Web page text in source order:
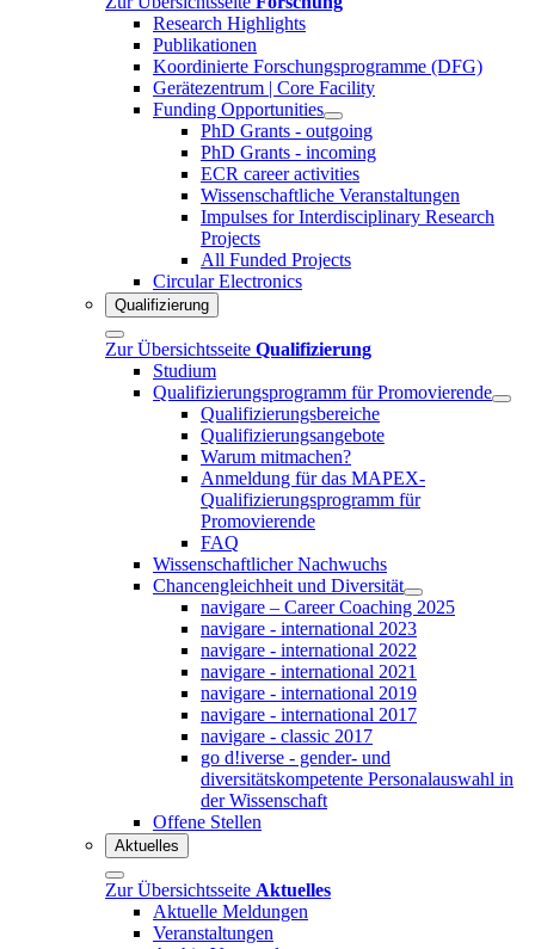
Research Highlights
Publikationen
Koordinierte Forschungsprogramme (DFG)
Gerätezentrum | Core Facility
Funding Opportunities
PhD Grants - outgoing
PhD Grants - incoming
ECR career activities
Wissenschaftliche Veranstaltungen
Impulses for Interdisciplinary Research
Projects
All Funded Projects
Circular Electronics
Qualifizierung
Zur Übersichtsseite Qualifizierung
Studium
Qualifizierungsprogramm für Promovierende
Qualifizierungsbereiche
Qualifizierungsangebote
Warum mitmachen?
Anmeldung für das MAPEX-
Qualifizierungsprogramm für
Promovierende
FAQ
Wissenschaftlicher Nachwuchs
Chancengleichheit und Diversität
navigare – Career Coaching 2025
navigare - international 2023
navigare - international 2022
navigare - international 2021
navigare - international 2019
navigare - international 2017
navigare - classic 2017
go d!iverse - gender- und
diversitätskompetente Personalauswahl in
der Wissenschaft
Offene Stellen
Aktuelles
Zur Übersichtsseite Aktuelles
Aktuelle Meldungen
Veranstaltungen